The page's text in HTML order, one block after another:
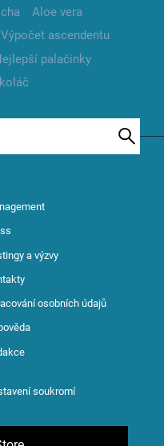
Aloe vera
Výpočet ascendentu
palačinky
a výzvy
osobních údajů
soukromí